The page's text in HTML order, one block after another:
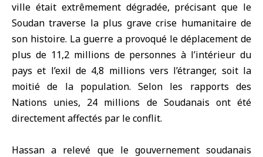
ville était extrêmement dégradée, précisant que le
Soudan traverse la plus grave crise humanitaire de
son histoire. La guerre a provoqué le déplacement de
plus de 11,2 millions de personnes à l’intérieur du
pays et l’exil de 4,8 millions vers l’étranger, soit la
moitié de la population. Selon les rapports des
Nations unies, 24 millions de Soudanais ont été
directement affectés par le conflit.
Hassan a relevé que le gouvernement soudanais